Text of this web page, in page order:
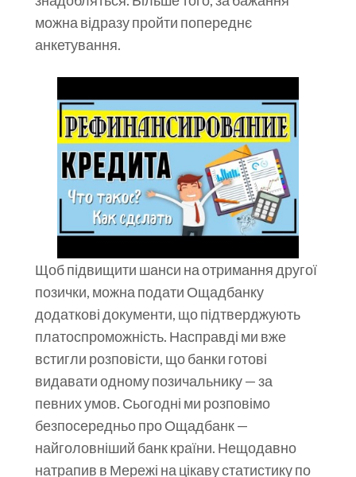
можна відразу пройти попереднє
анкетування.
Щоб підвищити шанси на отримання другої
позички, можна подати Ощадбанку
додаткові документи, що підтверджують
платоспроможність. Насправді ми вже
встигли розповісти, що банки готові
видавати одному позичальнику — за
певних умов. Сьогодні ми розповімо
безпосередньо про Ощадбанк —
найголовніший банк країни. Нещодавно
натрапив в Мережі на цікаву статистику по